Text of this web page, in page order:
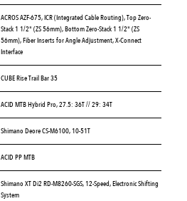
ACROS AZF-675, ICR (Integrated Cable Routing), Top Zero-
Stack 1 1/2" (ZS 56mm), Bottom Zero-Stack 1 1/2" (ZS
56mm), Fiber Inserts for Angle Adjustment, X-Connect
Interface
CUBE Rise Trail Bar 35
ACID MTB Hybrid Pro, 27.5: 36T // 29: 34T
Shimano Deore CS-M6100, 10-51T
ACID PP MTB
Shimano XT Di2 RD-M8260-SGS, 12-Speed, Electronic Shifting
System